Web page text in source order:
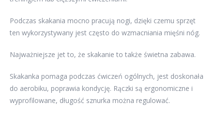
Podczas skakania mocno pracują nogi, dzięki czemu sprzęt
ten wykorzystywany jest często do wzmacniania mięśni nóg.
Najważniejsze jet to, że skakanie to także świetna zabawa.
Skakanka pomaga podczas ćwiczeń ogólnych, jest doskonała
do aerobiku, poprawia kondycję. Rączki są ergonomiczne i
wyprofilowane, długość sznurka można regulować.